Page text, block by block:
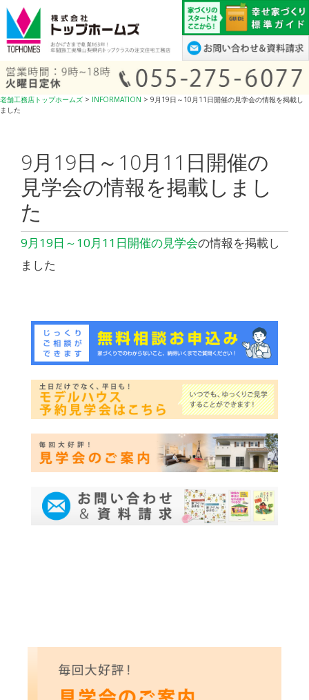
コ
テ
ツ
へ
ス
老舗工務店トップホームズ > INFORMATION > 9月19日～10月11日開催の見学会の情報を掲載し
ました
9月19日～10月11日開催の
見学会の情報を掲載しまし
た
9月19日～10月11日開催の見学会の情報を掲載し
ました